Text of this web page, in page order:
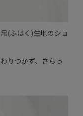
(ふはく)生地のショ
りつかず、さらっ